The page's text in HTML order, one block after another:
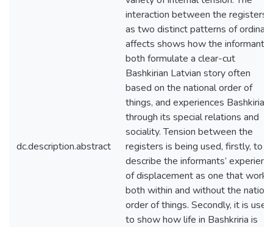
dc.description.abstract
interaction between the registers
as two distinct patterns of ordinary
affects shows how the informants
both formulate a clear-cut
Bashkirian Latvian story often
based on the national order of
things, and experiences Bashkiria
through its special relations and
sociality. Tension between the
registers is being used, firstly, to
describe the informants’
of displacement as one that works
both within and without the
order of things. Secondly, it is used
to show how life in Bashkriria is